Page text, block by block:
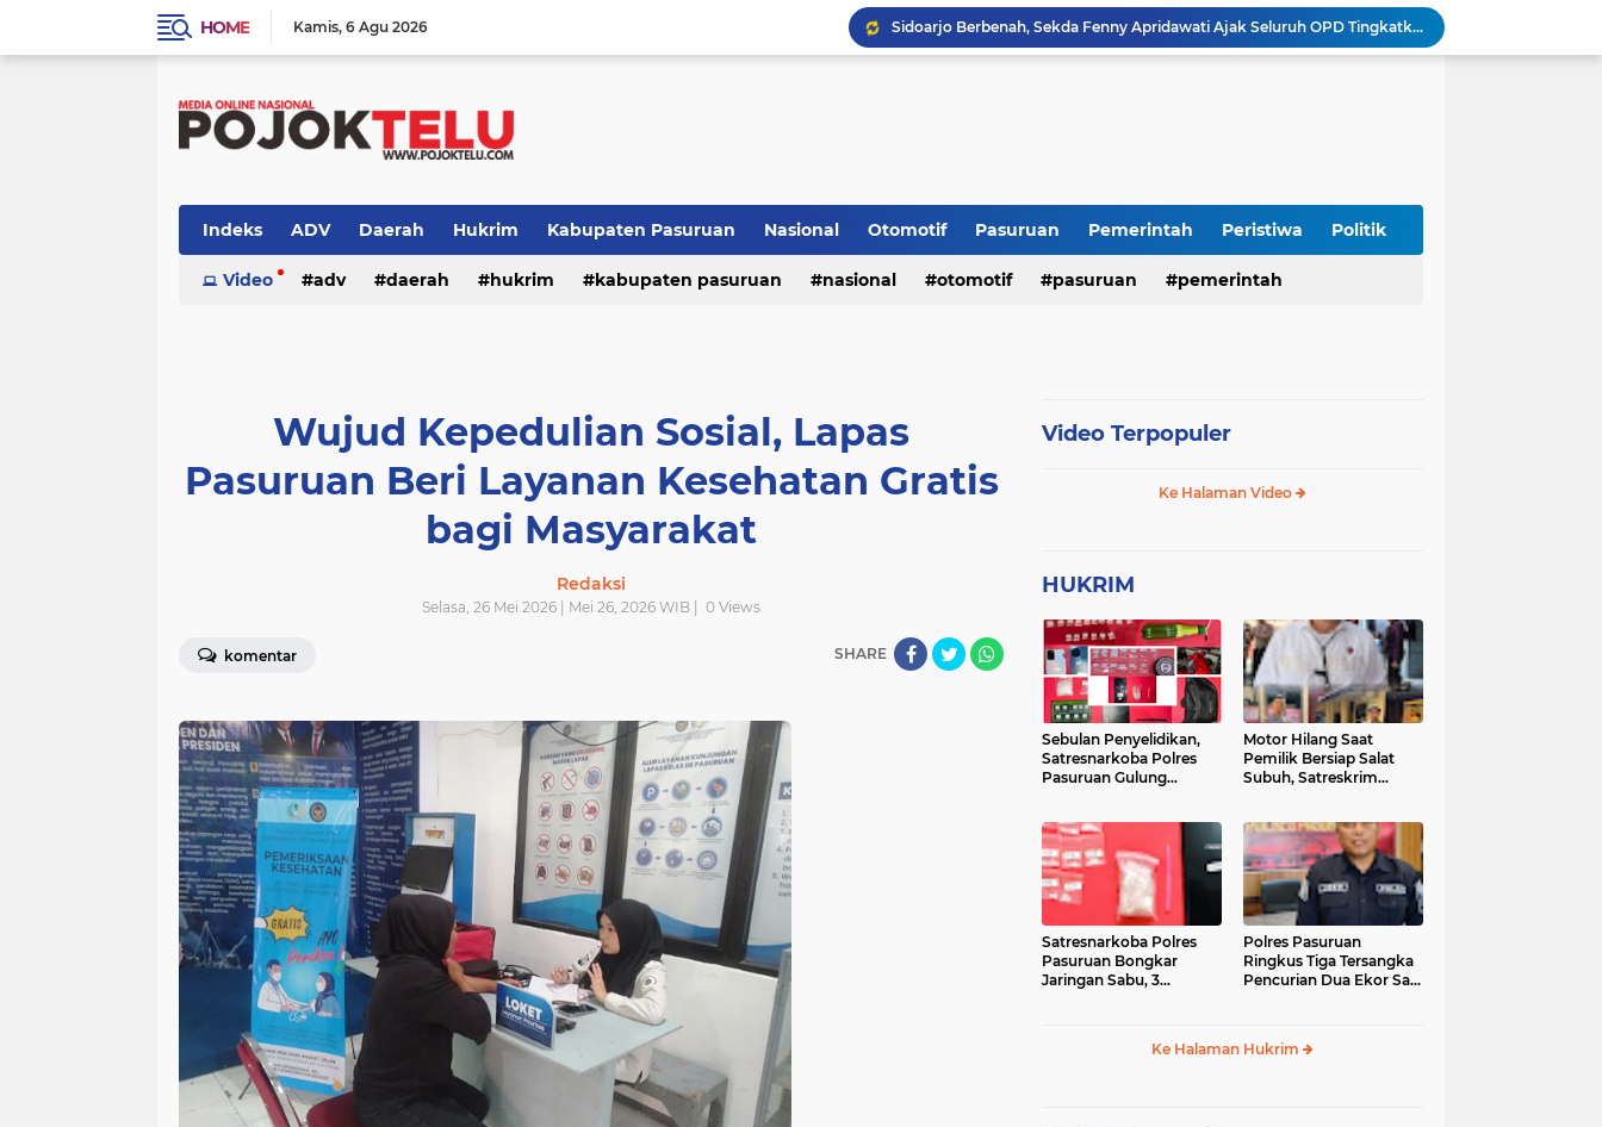
HOME Kamis 6 Agu 2026
Sidoarjo Berbenah, Sekda Fenny Apridawati Ajak Seluruh OPD Tingkatkan Akuntabilitas Publik
Wakil Bupati Sidoarjo Serahkan Kartu BPJS Ketenagakerjaan untuk Puluhan Ribu Pekerja Rentan
Perkuat Sinergi Keumatan, Pemkab Sidoarjo dan PDM Bahas Akselerasi Program Publik
Indeks ADV Daerah Hukrim Kabupaten Pasuruan Nasional Otomotif Pasuruan Pemerintah Peristiwa Politik
Sidoarjo TNI - POLRI TNI-POLRI
Video adv daerah hukrim kabupaten pasuruan nasional otomotif pasuruan pemerintah
Wujud Kepedulian Sosial, Lapas
Pasuruan Beri Layanan Kesehatan Gratis
bagi Masyarakat
Redaksi
Selasa, 26 Mei 2026 | Mei 26, 2026 WIB | 0 Views
komentar SHARE
Video Terpopuler
Ke Halaman Video
HUKRIM
Sebulan Penyelidikan,
Satresnarkoba Polres
Pasuruan Gulung
Motor Hilang Saat
Pemilik Bersiap Salat
Subuh, Satreskrim
Satresnarkoba Polres
Pasuruan Bongkar
Jaringan Sabu, 3
Polres Pasuruan
Ringkus Tiga Tersangka
Pencurian Dua Ekor Sapi
Ke Halaman Hukrim